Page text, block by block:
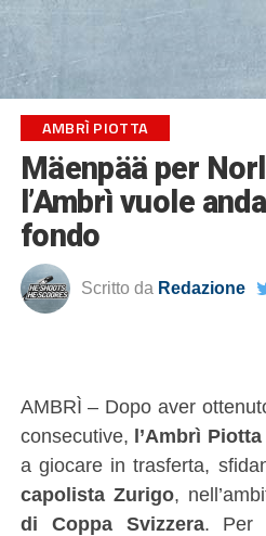
AMBRÌ PIOTTA
Mäenpää per
l’Ambrì vuole
fondo
Scritto da Redazione
AMBRÌ – Dopo aver
consecutive, l’Ambrì Piotta
a giocare in trasferta,
capolista Zurigo,
di Coppa Svizzera. Per i